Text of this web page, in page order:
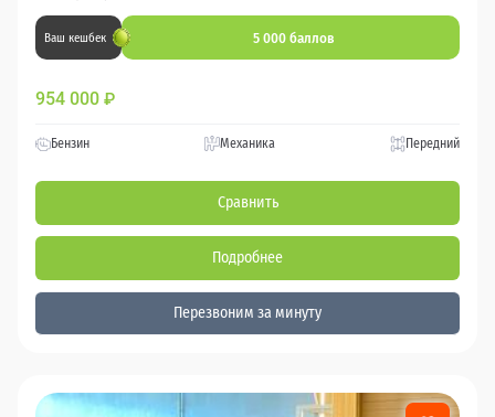
Ваш кешбек 5 000 баллов
954 000 ₽
Бензин Механика Передний
Сравнить
Подробнее
Перезвоним за минуту